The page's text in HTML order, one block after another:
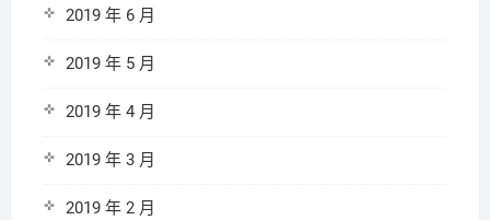
2019 年 6 月
2019 年 5 月
2019 年 4 月
2019 年 3 月
2019 年 2 月